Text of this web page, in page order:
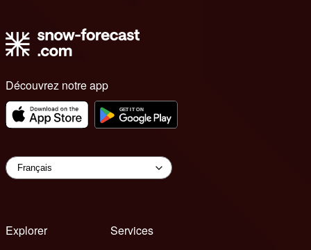
Découvrez notre app
Explorer
Services